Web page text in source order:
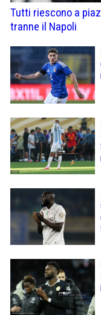
Tutti riescono a
tranne il Napoli